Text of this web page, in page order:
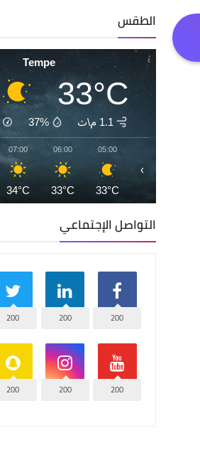
الطقس
Tempe
33°C
1.1 م\ث 37%
05:00
33°C
06:00
33°C
07:00
34°C
›
التواصل الإجتماعي
200
200
200
200
200
200